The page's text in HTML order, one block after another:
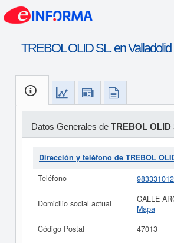
TREBOL OLID SL. en Valladolid
Datos Generales de TREBOL OLID
Dirección y teléfono de TREBOL
Teléfono
983331012
Domicilio social actual CALLE
Mapa
Código Postal
47013